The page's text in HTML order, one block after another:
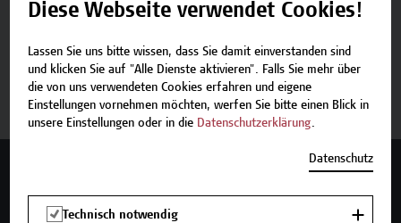
Beschreibung
Termine und Anmeldung
Diese Webseite verwendet Cookies!
Lassen Sie uns bitte wissen, dass Sie damit einverstanden sind
und klicken Sie auf "Alle Dienste aktivieren". Falls Sie mehr über
die von uns verwendeten Cookies erfahren und eigene
Einstellungen vornehmen möchten, werfen Sie bitte einen Blick in
unsere Einstellungen oder in die Datenschutzerklärung.
Datenschutz
Technisch notwendig